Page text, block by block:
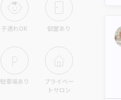
子連れOK 個室あり
駐車場あり
プライベー
トサロン